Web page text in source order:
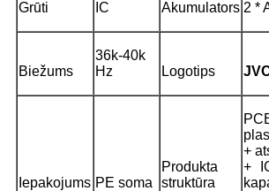
Grūti IC Akumulators 2 *
Biežums
36k-40k
Hz
Logotips
Iepakojums PE soma
Produkta
struktūra
+
+